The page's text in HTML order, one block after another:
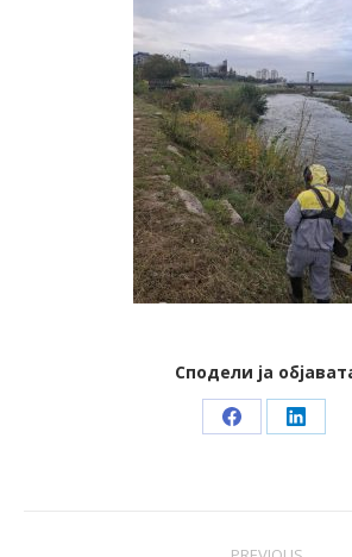
Сподели ја
Share Share